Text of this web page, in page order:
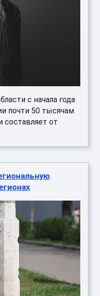
с начала года
почти 50 тысячам
составляет от